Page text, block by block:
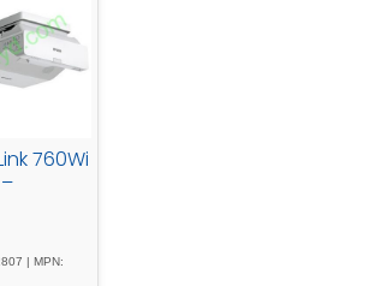
760Wi
| MPN: